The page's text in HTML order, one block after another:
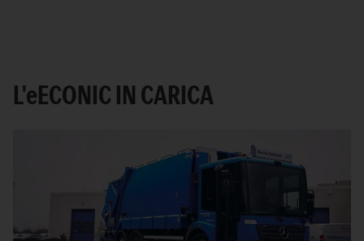
L'eECONIC IN CARICA